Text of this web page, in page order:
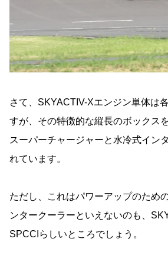
さて、SKYACTIV-Xエンジン単体は
すが、その特徴的な縦長のボックス
スーパーチャージャーと水冷式イン
れています。
ただし、これはパワーアップのため
ンタークーラーといえないのも、
SPCCIらしいところでしょう。